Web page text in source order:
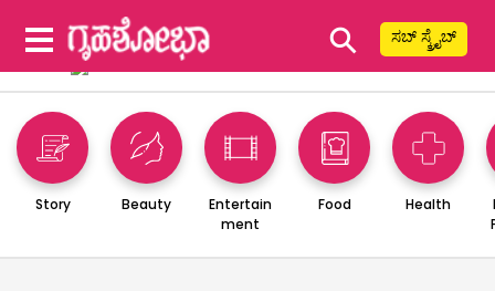
⚲ ಸಬ್ ಸ್ಕ್ರೈಬ್
Story Beauty
Entertain
ment
Food Health